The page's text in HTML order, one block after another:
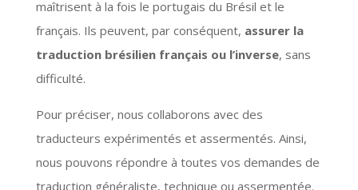
maîtrisent à la fois le portugais du Brésil et le
français. Ils peuvent, par conséquent, assurer la
traduction brésilien français ou l’inverse, sans
difficulté.
Pour préciser, nous collaborons avec des
traducteurs expérimentés et assermentés. Ainsi,
nous pouvons répondre à toutes vos demandes de
traduction généraliste, technique ou assermentée.